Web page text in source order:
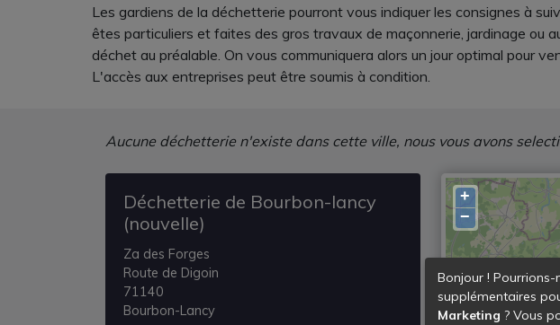
Les gardiens de la déchetterie pourront vous indiquer les consignes à
êtes particuliers et faites des gros travaux de maçonnerie, jardinage
déchet au préalable. On vous communiquera alors un jour optimal pour
L'accès aux entreprises peut être soumis à condition.
Aucune déchetterie n'existe dans cette ville, nous vous avons
Déchetterie de Bourbon-lancy
(nouvelle)
Za des Forges
Route de Digoin
71140
Bourbon-Lancy
+
−
Bonjour ! Pourrions-
supplémentaires
Marketing ? Vous